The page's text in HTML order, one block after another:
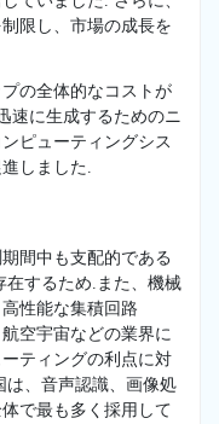
限し、市場の成長を
の全体的なコストが
速に生成するためのニ
ピューティングシス
しました.
間中も支配的である
在するため.また、機械
性能な集積回路
空宇宙などの業界に
ティングの利点に対
は、音声認識、画像処
で最も多く採用して